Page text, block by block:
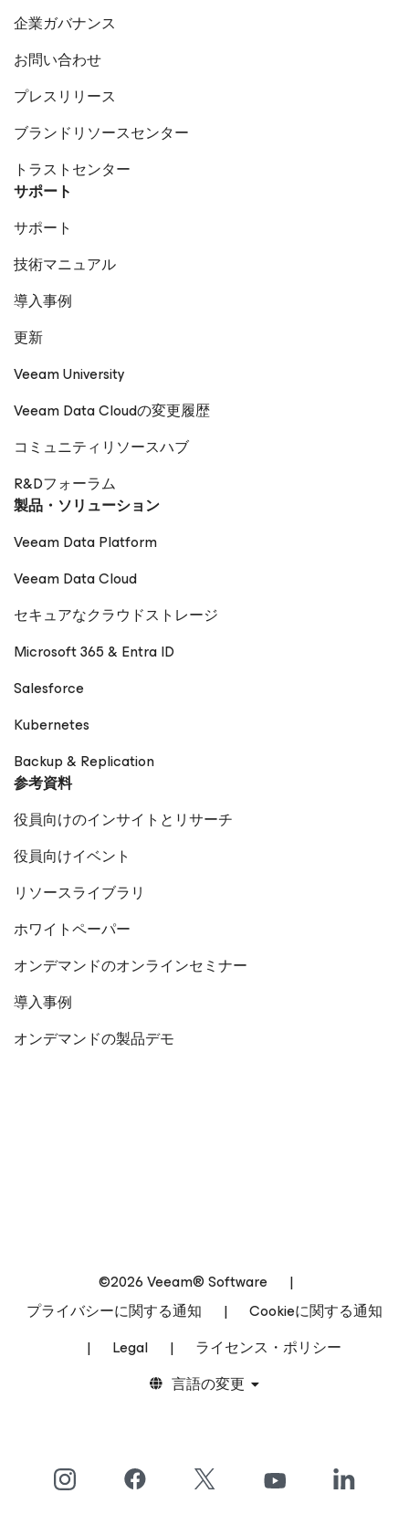
企業ガバナンス
お問い合わせ
プレスリリース
ブランドリソースセンター
トラストセンター
サポート
サポート
技術マニュアル
導入事例
更新
Veeam University
Veeam Data Cloudの変更履歴
コミュニティリソースハブ
R&Dフォーラム
製品・ソリューション
Veeam Data Platform
Veeam Data Cloud
セキュアなクラウドストレージ
Microsoft 365 & Entra ID
Salesforce
Kubernetes
Backup & Replication
参考資料
役員向けのインサイトとリサーチ
役員向けイベント
リソースライブラリ
ホワイトペーパー
オンデマンドのオンラインセミナー
導入事例
オンデマンドの製品デモ
©2026 Veeam® Software
|
プライバシーに関する通知
|
Cookieに関する通知
|
Legal |
ライセンス・ポリシー
言語の変更